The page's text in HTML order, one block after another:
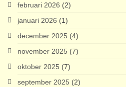
februari 2026 (2)
januari 2026 (1)
december 2025 (4)
november 2025 (7)
oktober 2025 (7)
september 2025 (2)